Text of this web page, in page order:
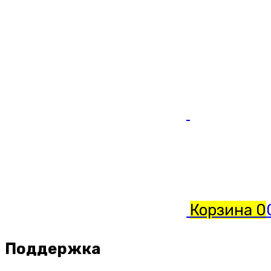
Корзина 0
Поддержка